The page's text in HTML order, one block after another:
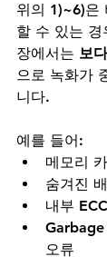
위의 1)~6)
할 수 있는 경
장에서는 보
으로 녹화가
니다.
예를 들어:
메모리
숨겨진
내부
오류